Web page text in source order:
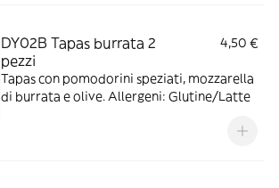
DY02B Tapas burrata 2
pezzi
4,50 €
Tapas con pomodorini speziati, mozzarella
di burrata e olive. Allergeni: Glutine/Latte